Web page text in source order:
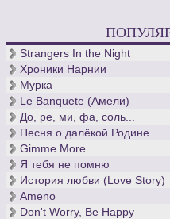
Strangers In the Night
Хроники Нарнии
Мурка
Le Banquete (Амели)
До, ре, ми, фа, соль...
Песня о далёкой Родине
Gimme More
Я тебя не помню
История любви (Love Story)
Ameno
Don't Worry, Be Happy